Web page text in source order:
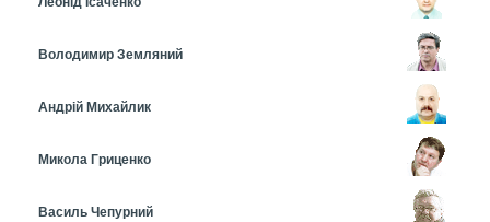
Володимир Земляний
Андрій Михайлик
Микола Гриценко
Василь Чепурний